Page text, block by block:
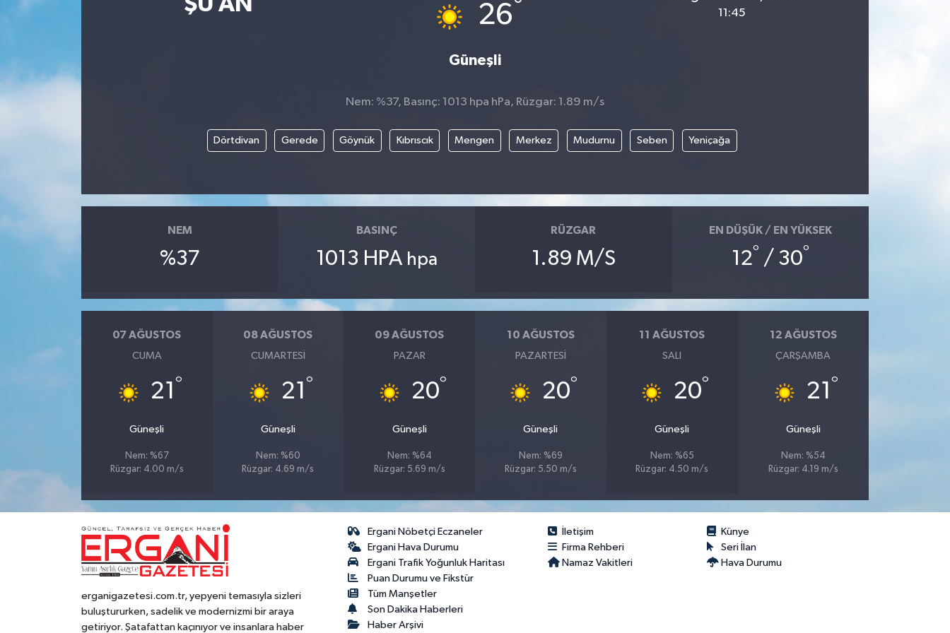
26°
Güneşli
11:45
Nem: %37, Basınç: 1013 hpa hPa, Rüzgar: 1.89 m/s
Dörtdivan Gerede Göynük Kıbrıscık Mengen Merkez Mudurnu Seben Yeniçağa
NEM
%37
BASINÇ
1013 HPA hpa
RÜZGAR
1.89 M/S
EN DÜŞÜK / EN YÜKSEK
12° / 30°
07 AĞUSTOS
CUMA
21 °
Güneşli
Nem: %67
Rüzgar: 4.00 m/s
08 AĞUSTOS
CUMARTESI
21 °
Güneşli
Nem: %60
Rüzgar: 4.69 m/s
09 AĞUSTOS
PAZAR
20°
Güneşli
Nem: %64
Rüzgar: 5.69 m/s
10 AĞUSTOS
PAZARTESI
20°
Güneşli
Nem: %69
Rüzgar: 5.50 m/s
11 AĞUSTOS
SALI
20°
Güneşli
Nem: %65
Rüzgar: 4.50 m/s
12 AĞUSTOS
ÇARŞAMBA
21 °
Güneşli
Nem: %54
Rüzgar: 4.19 m/s
erganigazetesi.com.tr, yepyeni temasıyla sizleri
buluştururken, sadelik ve modernizmi bir araya
getiriyor. Şatafattan kaçınıyor ve insanlara haber
Ergani Nöbetçi Eczaneler
Ergani Hava Durumu
Ergani Trafik Yoğunluk Haritası
Puan Durumu ve Fikstür
Tüm Manşetler
Son Dakika Haberleri
Haber Arşivi
İletişim
Künye
Firma Rehberi
Seri İlan
Namaz Vakitleri
Hava Durumu